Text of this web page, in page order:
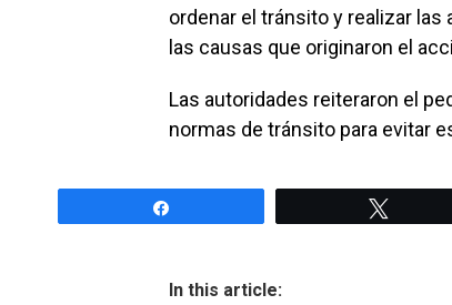
ordenar el tránsito y realizar
las causas que originaron el
Las autoridades reiteraron el
normas de tránsito para evitar
In this article: